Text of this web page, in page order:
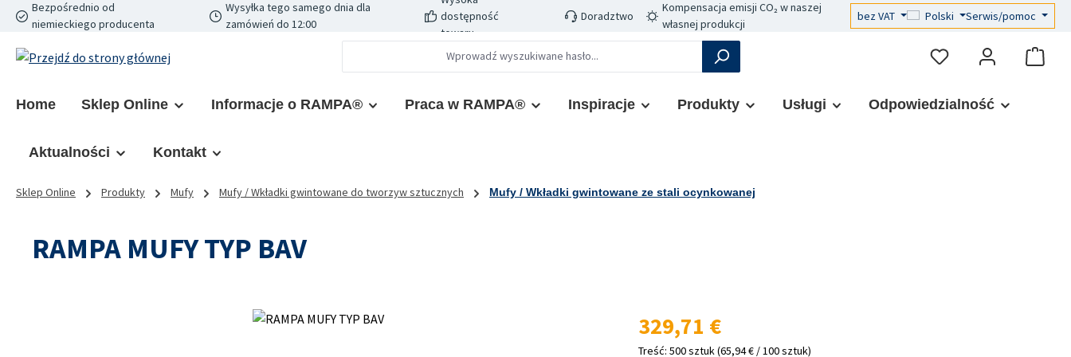
do głównej zawartości
Przejdź do wyszukiwania
Przejdź do głównej nawigacji
Bezpośrednio od
niemieckiego producenta
Wysyłka tego samego dnia dla
zamówień do 12:00
dostępność
towaru
Doradztwo
Kompensacja emisji CO₂ w naszej
własnej produkcji
bez VAT Polski Serwis/pomoc
Home Sklep Online Informacje o RAMPA® Praca w RAMPA® Inspiracje Produkty Usługi Odpowiedzialność
Aktualności Kontakt
Sklep Online Produkty Mufy Mufy / Wkładki gwintowane do tworzyw sztucznych Mufy / Wkładki gwintowane ze stali ocynkowanej
RAMPA MUFY TYP BAV
Cena regularna:
329,71 €
Treść: 500 sztuk(65,94 € / 100 sztuk)